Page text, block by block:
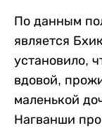
По данным
является
установило,
вдовой,
маленькой
Нагванши